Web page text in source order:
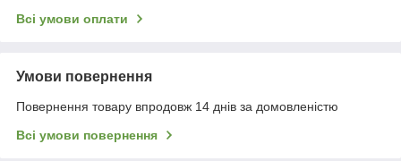
Всі умови оплати
Умови повернення
Повернення товару впродовж 14 днів за домовленістю
Всі умови повернення